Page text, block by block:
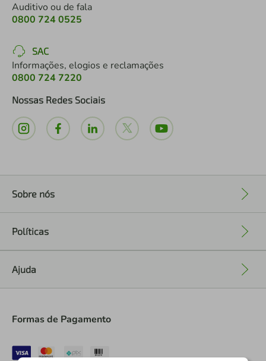
Auditivo ou de fala
0800 724 0525
SAC
Informações, elogios e reclamações
0800 724 7220
Nossas Redes Sociais
Sobre nós
Políticas
Ajuda
Formas de Pagamento